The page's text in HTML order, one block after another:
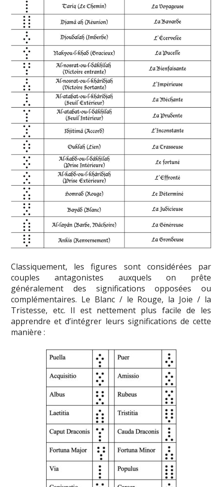
Classiquement, les figures sont considérées par
couples antagonistes auxquels on prête
généralement des significations opposées ou
complémentaires. Le Blanc / le Rouge, la Joie / la
Tristesse, etc. Il est nettement plus facile de les
apprendre et d’intégrer leurs significations de cette
manière :